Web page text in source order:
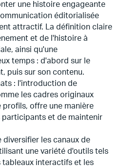
une histoire engageante
éditorialisée
attractif. La définition claire
et de l'histoire à
ainsi qu'une
temps : d'abord sur le
puis sur son contenu.
: l'introduction de
les cadres originaux
offre une manière
participants et de maintenir
diversifier les canaux de
une variété d'outils tels
tableaux interactifs et les